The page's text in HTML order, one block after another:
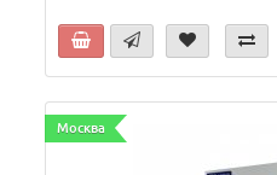
Москва